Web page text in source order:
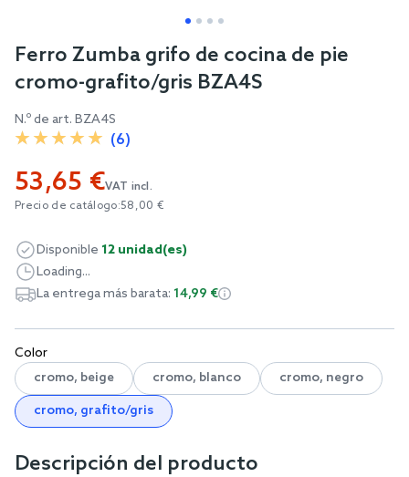
Skip
beginning
of
images
gallery
Ferro Zumba grifo de cocina de pie
cromo-grafito/gris BZA4S
N.º de art. BZA4S
(6)
53,65 €VAT incl.
Precio de catálogo:58,00 €
Color
cromo, beige
cromo, blanco cromo, negro
cromo, grafito/gris
Disponible 12 unidad(es)
Loading...
La entrega más barata: 14,99 €
Descripción del producto